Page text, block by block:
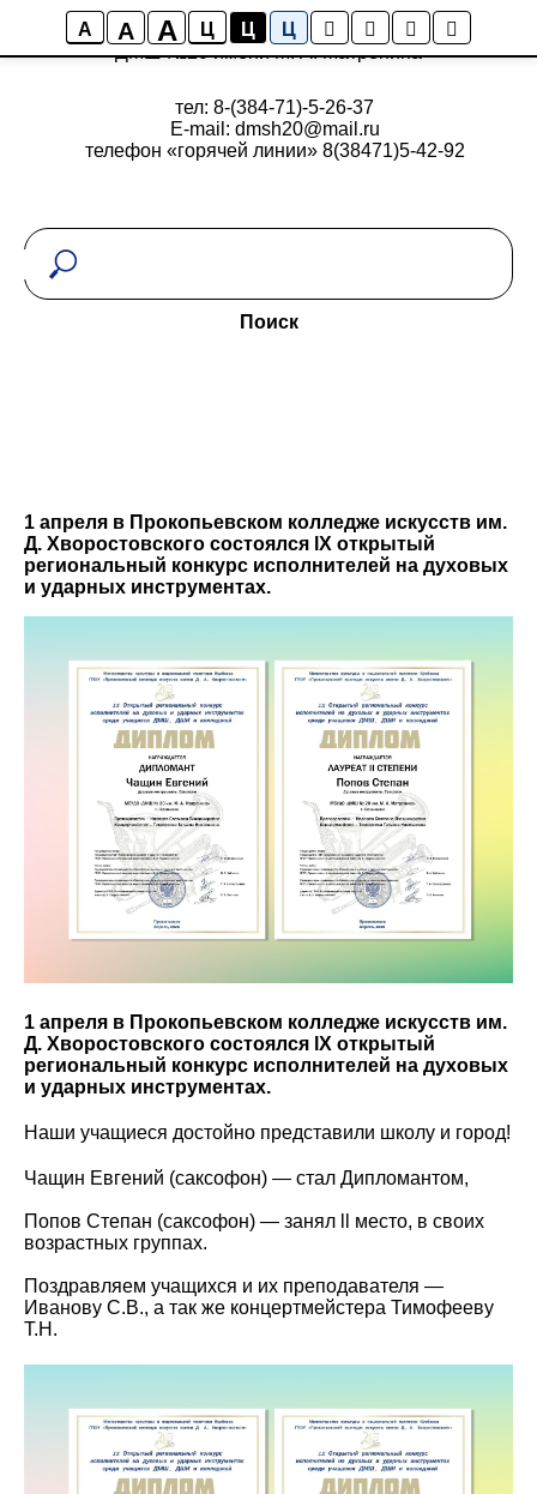
A A A Ц Ц
Ц
ДМШ №20 имени М. А. Матренина
тел: 8-(384-71)-5-26-37
E-mail: dmsh20@mail.ru
телефон «горячей линии» 8(38471)5-42-92
Поиск
1 апреля в Прокопьевском колледже искусств им.
Д. Хворостовского состоялся lX открытый
региональный конкурс исполнителей на духовых
и ударных инструментах.
1 апреля в Прокопьевском колледже искусств им.
Д. Хворостовского состоялся lX открытый
региональный конкурс исполнителей на духовых
и ударных инструментах.
Наши учащиеся достойно представили школу и город!
Чащин Евгений (саксофон) — стал Дипломантом,
Попов Степан (саксофон) — занял ll место, в своих
возрастных группах.
Поздравляем учащихся и их преподавателя —
Иванову С.В., а так же концертмейстера Тимофееву
Т.Н.